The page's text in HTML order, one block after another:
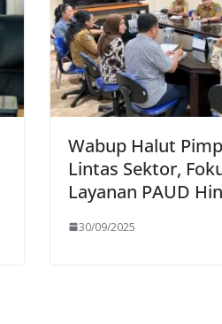
Wabup Halut
Lintas Sektor,
Layanan PAUD
30/09/2025